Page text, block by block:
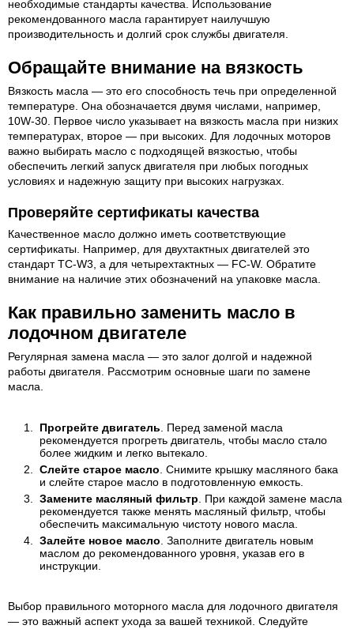
необходимые стандарты качества. Использование
рекомендованного масла гарантирует наилучшую
производительность и долгий срок службы двигателя.
Обращайте внимание на вязкость
Вязкость масла — это его способность течь при определенной
температуре. Она обозначается двумя числами, например,
10W-30. Первое число указывает на вязкость масла при низких
температурах, второе — при высоких. Для лодочных моторов
важно выбирать масло с подходящей вязкостью, чтобы
обеспечить легкий запуск двигателя при любых погодных
условиях и надежную защиту при высоких нагрузках.
Проверяйте сертификаты качества
Качественное масло должно иметь соответствующие
сертификаты. Например, для двухтактных двигателей это
стандарт TC-W3, а для четырехтактных — FC-W. Обратите
внимание на наличие этих обозначений на упаковке масла.
Как правильно заменить масло в
лодочном двигателе
Регулярная замена масла — это залог долгой и надежной
работы двигателя. Рассмотрим основные шаги по замене
масла.
Прогрейте двигатель. Перед заменой масла
рекомендуется прогреть двигатель, чтобы масло стало
более жидким и легко вытекало.
Слейте старое масло. Снимите крышку масляного бака
и слейте старое масло в подготовленную емкость.
Замените масляный фильтр. При каждой замене масла
рекомендуется также менять масляный фильтр, чтобы
обеспечить максимальную чистоту нового масла.
Залейте новое масло. Заполните двигатель новым
маслом до рекомендованного уровня, указав его в
инструкции.
Выбор правильного моторного масла для лодочного двигателя
— это важный аспект ухода за вашей техникой. Следуйте